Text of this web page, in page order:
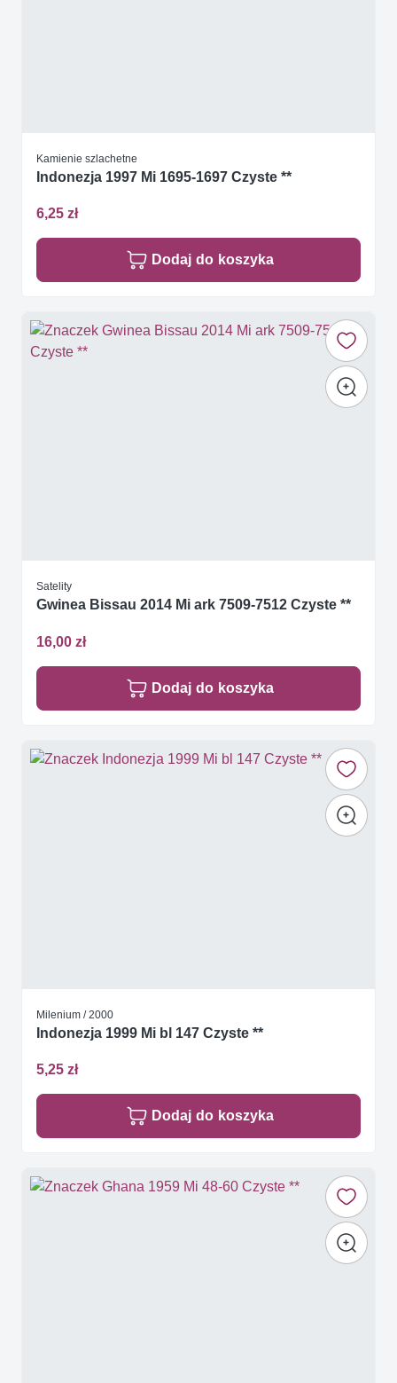
Kamienie szlachetne
Indonezja 1997 Mi 1695-1697 Czyste **
6,25 zł
Dodaj do koszyka
Satelity
Gwinea Bissau 2014 Mi ark 7509-7512 Czyste **
16,00 zł
Dodaj do koszyka
Milenium / 2000
Indonezja 1999 Mi bl 147 Czyste **
5,25 zł
Dodaj do koszyka